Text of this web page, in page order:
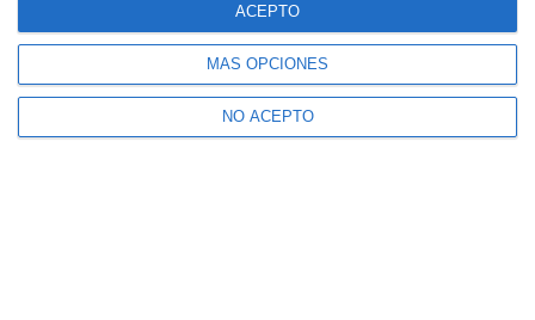
MÁS OPCIONES
NO ACEPTO
ACEPTO